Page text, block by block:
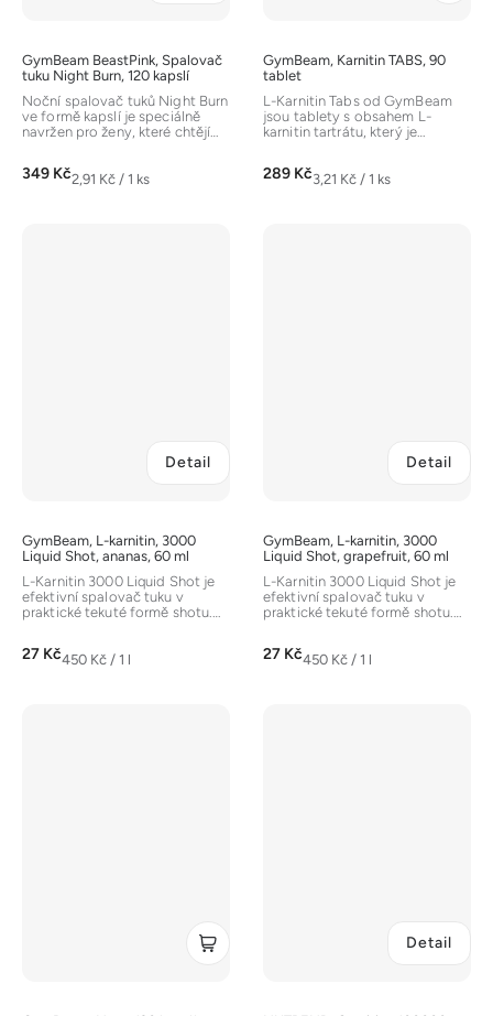
GymBeam BeastPink, Spalovač
tuku Night Burn, 120 kapslí
349 KčMěrná
2,91 Kč / 1 ks
Noční spalovač tuků Night Burn
ve formě kapslí je speciálně
navržen pro ženy, které chtějí
GymBeam, Karnitin TABS, 90
tablet
289 KčMěrná
3,21 Kč / 1 ks
L-Karnitin Tabs od GymBeam
jsou tablety s obsahem L-
karnitin tartrátu, který je
GymBeam, L-karnitin, 3000
Liquid Shot, ananas, 60 ml
27 KčMěrná
450 Kč / 1 l
Detail
L-Karnitin 3000 Liquid Shot je
efektivní spalovač tuku v
praktické tekuté formě shotu.
GymBeam, L-karnitin, 3000
Liquid Shot, grapefruit, 60 ml
27 KčMěrná
450 Kč / 1 l
Detail
L-Karnitin 3000 Liquid Shot je
efektivní spalovač tuku v
praktické tekuté formě shotu.
Detail